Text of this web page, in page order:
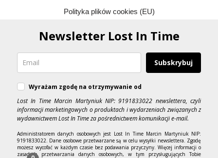
Polityka plików cookies (EU)
Newsletter Lost In Time
Subskrybuj
Wyrażam zgodę na otrzymywanie od
Lost In Time Marcin Martyniuk NIP: 9191833022 newslettera, czyli
informacji marketingowych o produktach i wydarzeniach związanych z
wydawnictwem Lost In Time za pośrednictwem komunikacji e-mail.
Administratorem danych osobowych jest Lost In Time Marcin Martyniuk NIP:
9191833022. Dane osobowe przetwarzane są w celu wysyłki newslettera. Zgodę
możesz wycofać w każdym czasie bez podawania przyczyny. Więcej informacji o
zasadach przetwarzania danych osobowych, w tym przysługujących Tobie